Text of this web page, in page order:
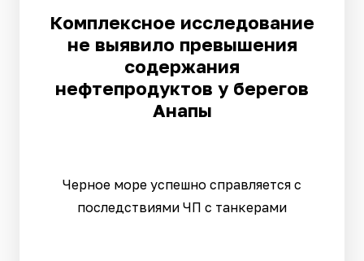
Комплексное исследование
не выявило превышения
содержания
нефтепродуктов у берегов
Анапы
Черное море успешно справляется с
последствиями ЧП с танкерами